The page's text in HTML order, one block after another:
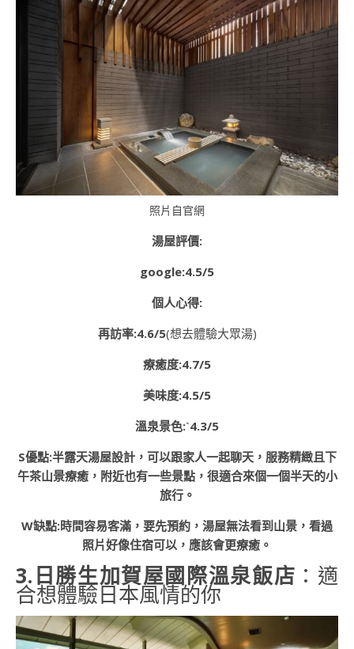
照片自官網
湯屋評價:
google:4.5/5
個人心得:
再訪率:4.6/5(想去體驗大眾湯)
療癒度:4.7/5
美味度:4.5/5
溫泉景色:ˋ4.3/5
S優點:半露天湯屋設計，可以跟家人一起聊天，服務精緻且下
午茶山景療癒，附近也有一些景點，很適合來個一個半天的小
旅行。
W缺點:時間容易客滿，要先預約，湯屋無法看到山景，看過
照片好像住宿可以，應該會更療癒。
3.日勝生加賀屋國際溫泉飯店 ：適
合想體驗日本風情的你